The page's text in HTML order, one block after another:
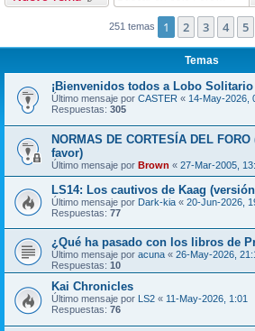
251 temas 1 2 3 4 5
Temas
¡Bienvenidos todos a Lobo
Último mensaje por CASTER « 14-May-2026,
Respuestas: 305
NORMAS DE CORTESÍA DEL
favor)
Último mensaje por Brown « 27-Mar-2005,
LS14: Los cautivos de Kaag
Último mensaje por Dark-kia « 20-Jun-2026,
Respuestas: 77
¿Qué ha pasado con los libros de
Último mensaje por acuna « 26-May-2026,
Respuestas: 10
Kai Chronicles
Último mensaje por LS2 « 11-May-2026, 1:01
Respuestas: 76